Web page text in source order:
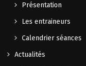
Présentation
Les entraineurs
Calendrier séances
Actualités